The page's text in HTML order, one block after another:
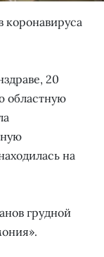
коронавируса
20
областную
на
грудной